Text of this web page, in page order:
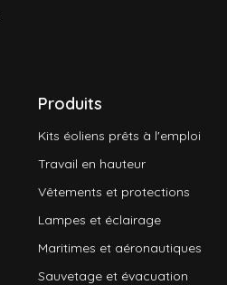
Produits
Kits éoliens prêts à l'emploi
Travail en hauteur
Vêtements et protections
Lampes et éclairage
Maritimes et aéronautiques
Sauvetage et évacuation